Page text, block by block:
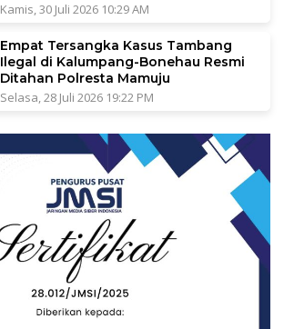
Kamis, 30 Juli 2026 10:29 AM
Empat Tersangka Kasus Tambang
Ilegal di Kalumpang-Bonehau Resmi
Ditahan Polresta Mamuju
Selasa, 28 Juli 2026 19:22 PM